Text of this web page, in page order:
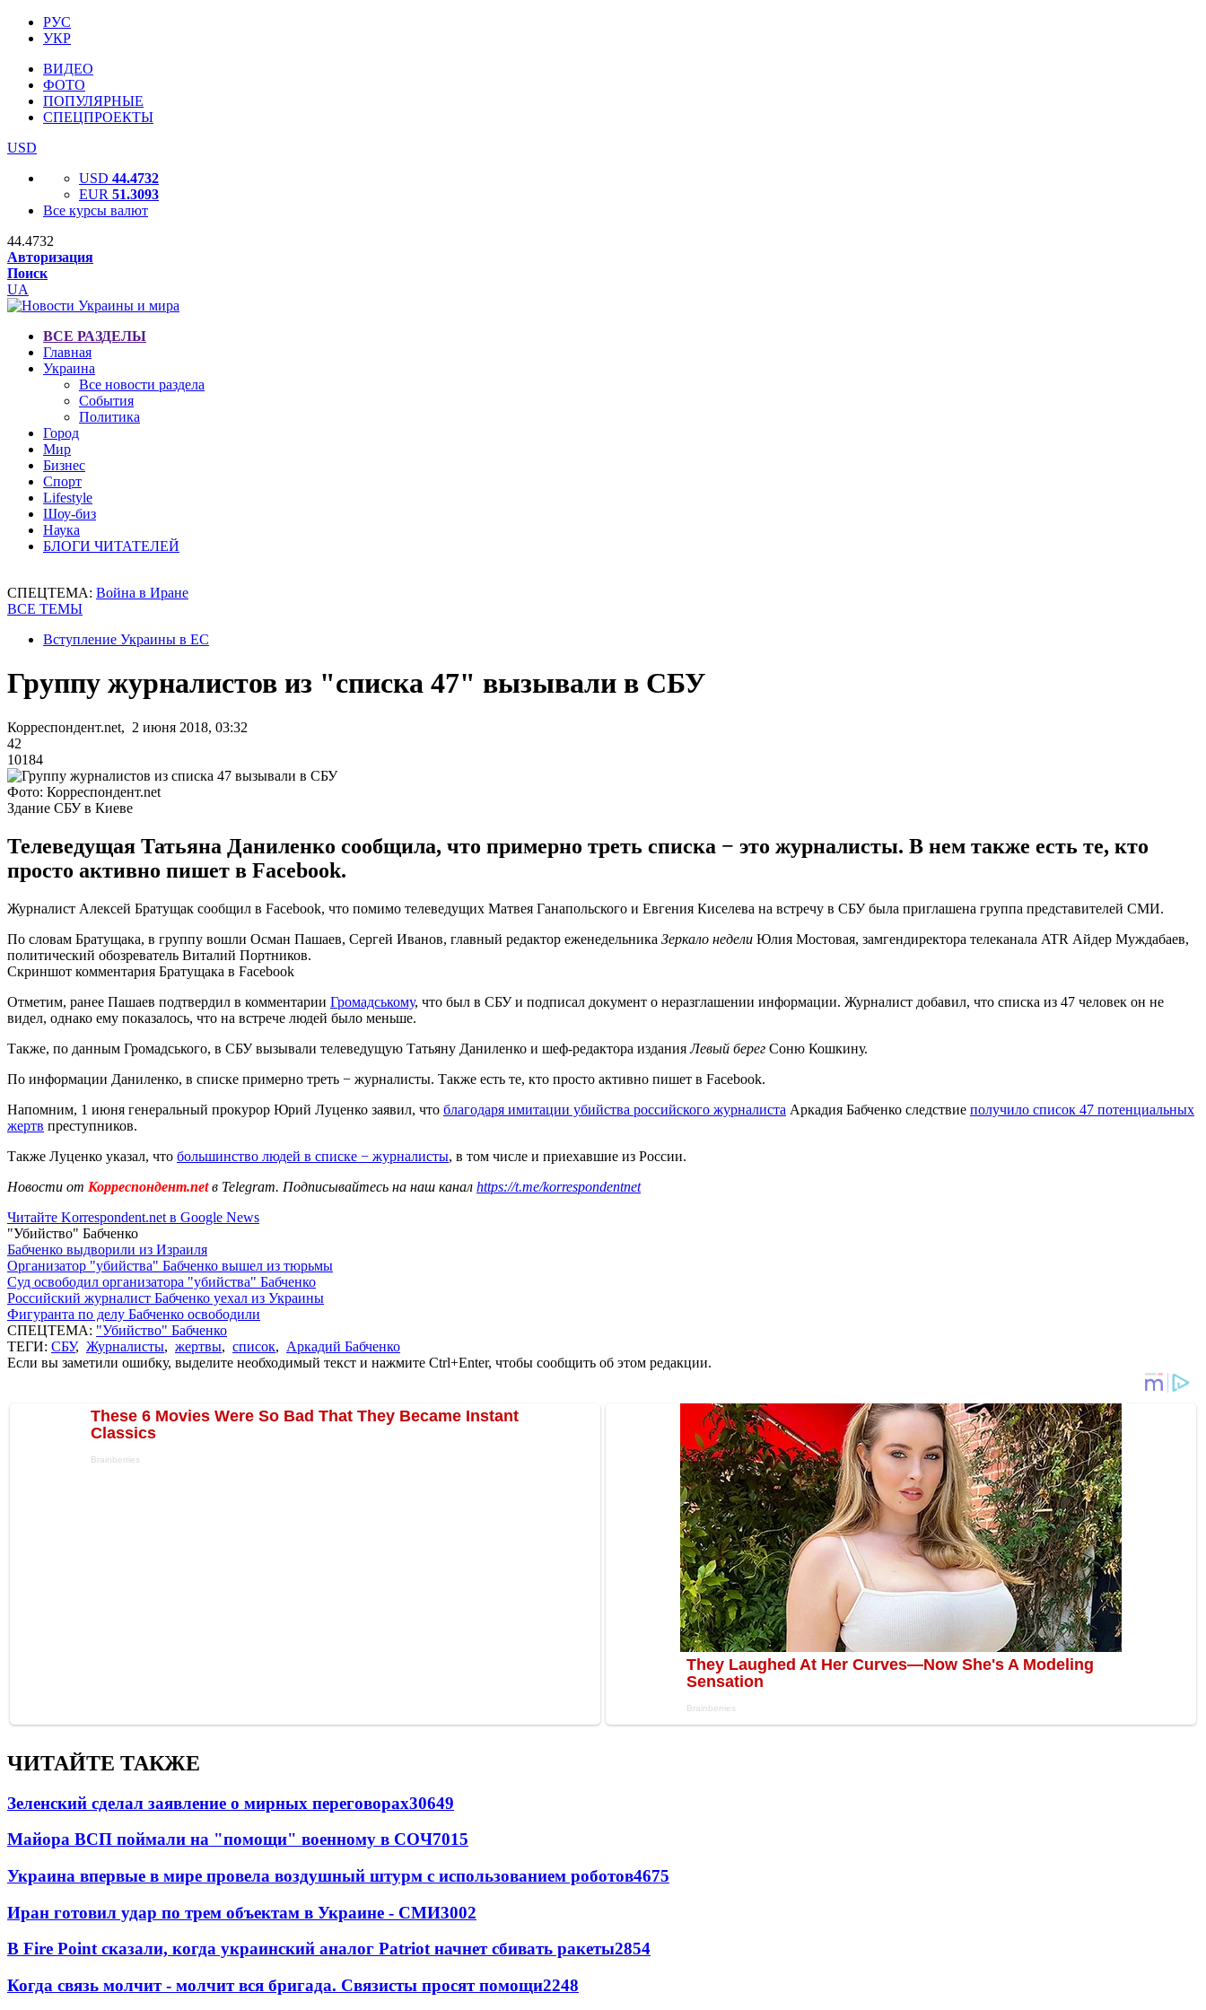
РУС
УКР
ВИДЕО
ФОТО
ПОПУЛЯРНЫЕ
СПЕЦПРОЕКТЫ
USD
USD 44.4732
EUR 51.3093
Все курсы валют
44.4732
Авторизация
Поиск
UA
ВСЕ РАЗДЕЛЫ
Главная
Украина
Все новости раздела
События
Политика
Город
Мир
Бизнес
Спорт
Lifestyle
Шоу-биз
Наука
БЛОГИ ЧИТАТЕЛЕЙ
СПЕЦТЕМА: Война в Иране
ВСЕ ТЕМЫ
Вступление Украины в ЕС
Группу журналистов из "списка 47" вызывали в СБУ
Корреспондент.net, 2 июня 2018, 03:32
42
10184
Фото: Корреспондент.net
Здание СБУ в Киеве
Телеведущая Татьяна Даниленко сообщила, что примерно треть списка − это журналисты. В нем также есть те, кто
просто активно пишет в Facebook.
Журналист Алексей Братущак сообщил в Facebook, что помимо телеведущих Матвея Ганапольского и Евгения Киселева на встречу в СБУ была приглашена группа представителей СМИ.
По словам Братущака, в группу вошли Осман Пашаев, Сергей Иванов, главный редактор еженедельника Зеркало недели Юлия Мостовая, замгендиректора телеканала ATR Айдер Муждабаев,
политический обозреватель Виталий Портников.
Скриншот комментария Братущака в Facebook
Отметим, ранее Пашаев подтвердил в комментарии Громадському, что был в СБУ и подписал документ о неразглашении информации. Журналист добавил, что списка из 47 человек он не
видел, однако ему показалось, что на встрече людей было меньше.
Также, по данным Громадського, в СБУ вызывали телеведущую Татьяну Даниленко и шеф-редактора изданияЛевый берег Соню Кошкину.
По информации Даниленко, в списке примерно треть − журналисты. Также есть те, кто просто активно пишет в Facebook.
Напомним, 1 июня генеральный прокурор Юрий Луценко заявил, что благодаря имитации убийства российского журналиста Аркадия Бабченко следствие получило список 47 потенциальных
жертв преступников.
Также Луценко указал, что большинство людей в списке − журналисты, в том числе и приехавшие из России.
Новости от Корреспондент.netв Telegram. Подписывайтесь на наш канал https://t.me/korrespondentnet
Читайте Korrespondent.net в Google News
"Убийство" Бабченко
Бабченко выдворили из Израиля
Организатор "убийства" Бабченко вышел из тюрьмы
Суд освободил организатора "убийства" Бабченко
Российский журналист Бабченко уехал из Украины
Фигуранта по делу Бабченко освободили
СПЕЦТЕМА: "Убийство" Бабченко
ТЕГИ: СБУ, Журналисты, жертвы, список, Аркадий Бабченко
Если вы заметили ошибку, выделите необходимый текст и нажмите Ctrl+Enter, чтобы сообщить об этом редакции.
ЧИТАЙТЕ ТАКЖЕ
Зеленский сделал заявление о мирных переговорах30649
Майора ВСП поймали на "помощи" военному в СОЧ7015
Украина впервые в мире провела воздушный штурм с использованием роботов4675
Иран готовил удар по трем объектам в Украине - СМИ3002
В Fire Point сказали, когда украинский аналог Patriot начнет сбивать ракеты2854
Когда связь молчит - молчит вся бригада. Связисты просят помощи2248